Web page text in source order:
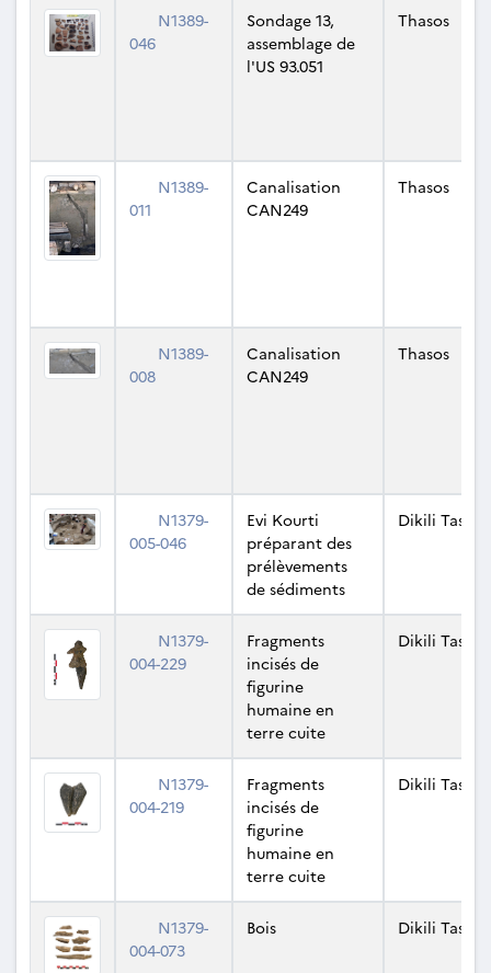
N1389-
046
Sondage 13,
assemblage de
l'US 93.051
Thasos
N1389-
011
Canalisation
CAN249
Thasos
N1389-
008
Canalisation
CAN249
Thasos
N1379-
005-046
Evi Kourti
préparant des
prélèvements
de sédiments
Dikili Tash
N1379-
004-229
Fragments
incisés de
figurine
humaine en
terre cuite
Dikili Tash
N1379-
004-219
Fragments
incisés de
figurine
humaine en
terre cuite
Dikili Tash
N1379-
004-073
Bois Dikili Tash